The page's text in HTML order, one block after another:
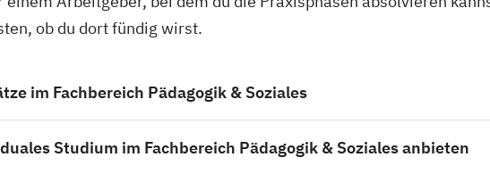
ob du dort fündig wirst.
im Fachbereich Pädagogik & Soziales
Studium im Fachbereich Pädagogik & Soziales anbieten